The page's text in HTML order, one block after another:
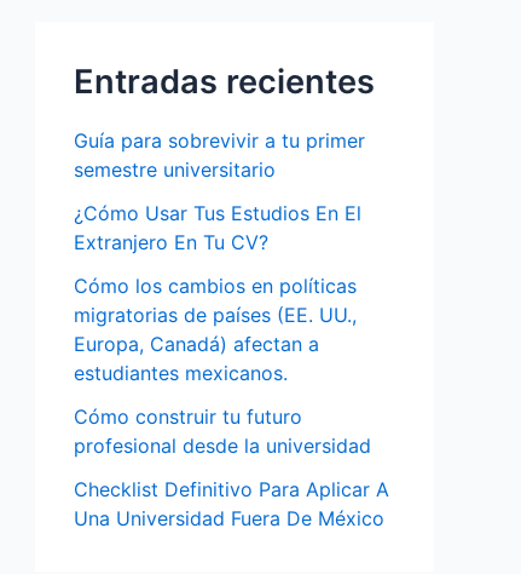
Entradas recientes
Guía para sobrevivir a tu primer
semestre universitario
¿Cómo Usar Tus Estudios En El
Extranjero En Tu CV?
Cómo los cambios en políticas
migratorias de países (EE. UU.,
Europa, Canadá) afectan a
estudiantes mexicanos.
Cómo construir tu futuro
profesional desde la universidad
Checklist Definitivo Para Aplicar A
Una Universidad Fuera De México